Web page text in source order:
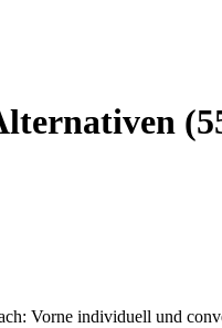
Vorne individuell und